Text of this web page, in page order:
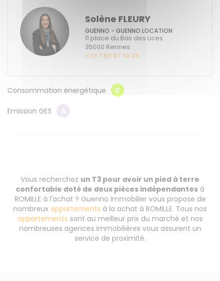
Solène FLEURY
GUENNO - GUENNO LOCATION
11 place du Bas des Lices
35000 Rennes
+33 7 80 97 74 39
Consommation énergétique C
Emission GES
Vous recherchez un T3 pour avoir un pied à terre
confortable doté de deux pièces indépendantes à
ROMILLE à l'achat ? Guenno Immobilier vous propose de
nombreux appartements à la achat à ROMILLE. Tous nos
appartements sont au meilleur prix du marché et nos
nombreuses agences immobilières vous assurent un
service de proximité.